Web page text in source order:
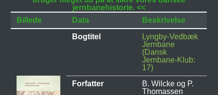
jernbanehistorie. <<
Billede
Data
Beskrivelse
Bogtitel
Lyngby-Vedbæk
Jernbane
(Dansk
Jernbane-Klub:
17)
Forfatter
B. Wilcke og P.
Thomassen